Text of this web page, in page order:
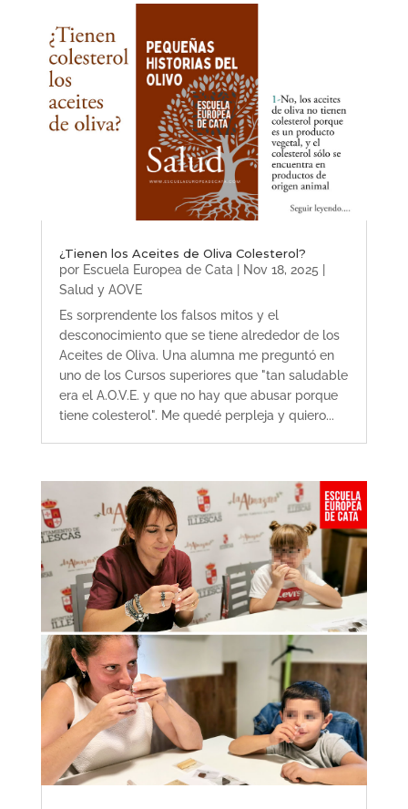
¿Tienen los Aceites de Oliva Colesterol?
por Escuela Europea de Cata Nov 18, 2025
Salud y AOVE
Es sorprendente los falsos mitos y el
desconocimiento que se tiene alrededor de los
Aceites de Oliva. Una alumna me preguntó en
uno de los Cursos superiores que "tan saludable
era el A.O.V.E. y que no hay que abusar porque
tiene colesterol". Me quedé perpleja y quiero...